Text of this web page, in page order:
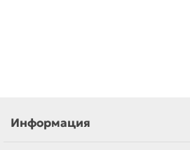
Информация